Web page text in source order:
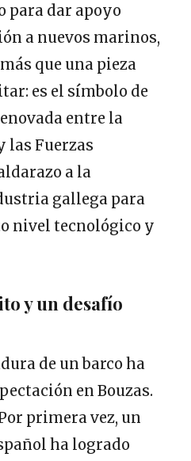
para dar apoyo
a nuevos marinos,
que una pieza
es el símbolo de
entre la
Fuerzas
a la
gallega para
nivel tecnológico y
y un desafío
de un barco ha
en Bouzas.
primera vez, un
ha logrado